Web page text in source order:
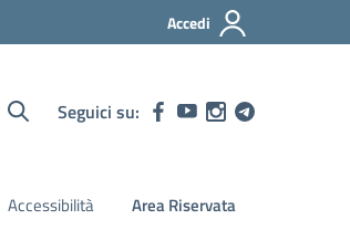
Accedi
Seguici su:
Accessibilità Area Riservata